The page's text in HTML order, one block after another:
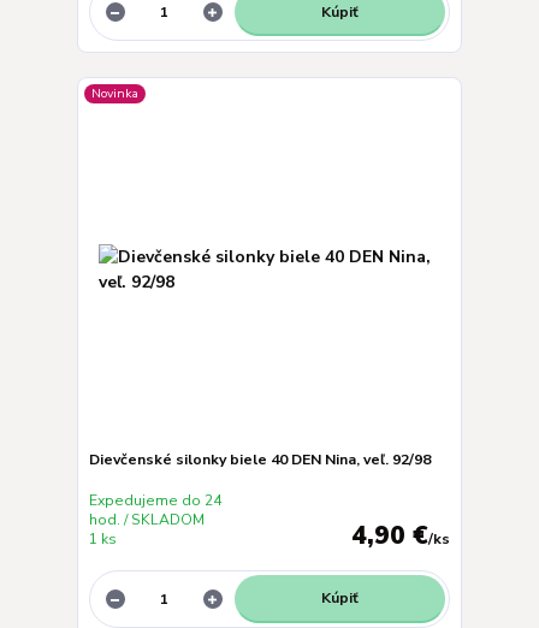
Kúpiť
Novinka
Dievčenské silonky biele 40 DEN Nina, veľ. 92/98
4,90 €/ks
Expedujeme do 24
hod. / SKLADOM
1 ks
Kúpiť